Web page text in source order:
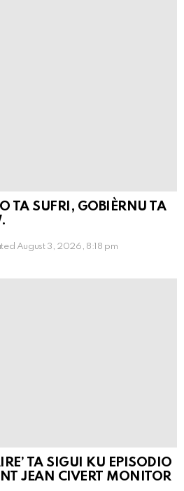
TA SUFRI, GOBIÈRNU TA
August 3, 2026, 8:18 pm
TA SIGUI KU EPISODIO
JEAN CIVERT MONITOR